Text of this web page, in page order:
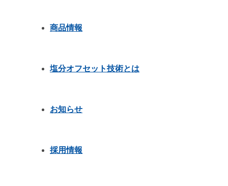
商品情報
塩分オフセット技術とは
お知らせ
採用情報